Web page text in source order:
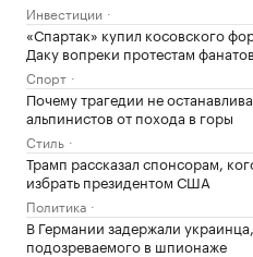
Инвестиции
«Спартак» купил косовского
Даку вопреки протестам фанатов
Спорт
Почему трагедии не
альпинистов от похода в горы
Стиль
Трамп рассказал спонсорам,
избрать президентом США
Политика
В Германии задержали украинца,
подозреваемого в шпионаже